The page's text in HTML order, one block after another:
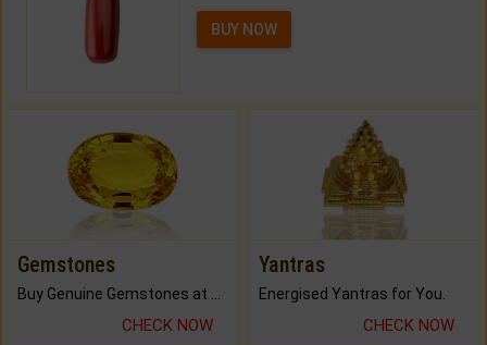
BUY NOW
Gemstones
CHECK NOW
Yantras
Energised Yantras for You.
CHECK NOW